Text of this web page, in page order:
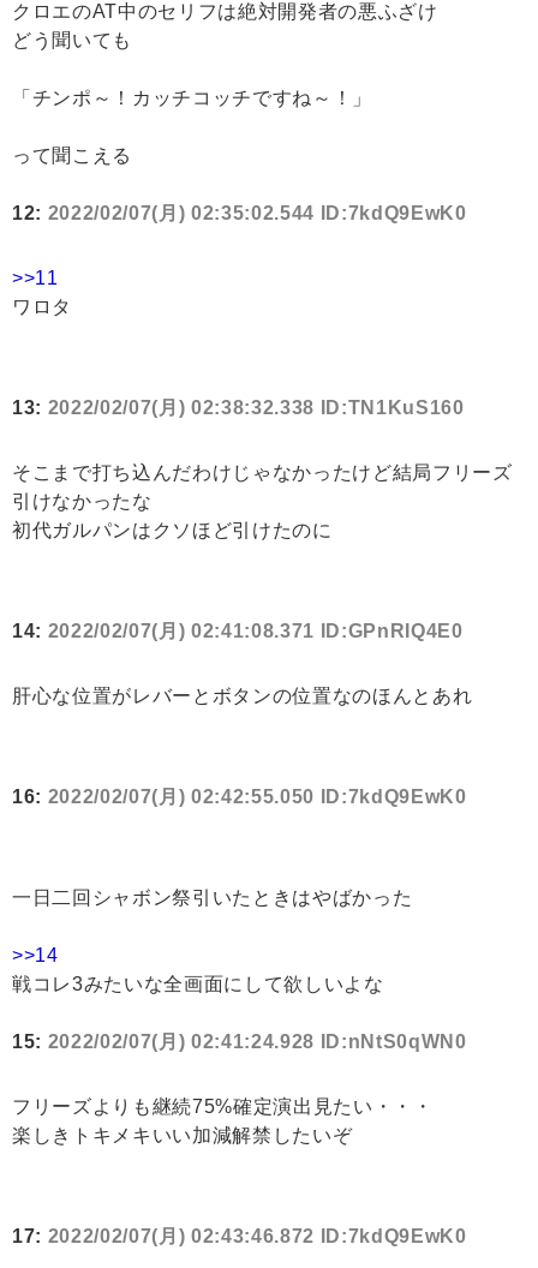
クロエのAT中のセリフは絶対開発者の悪ふざけ
どう聞いても
「チンポ～！カッチコッチですね～！」
って聞こえる
12: 2022/02/07(月) 02:35:02.544 ID:7kdQ9EwK0
>>11
ワロタ
13: 2022/02/07(月) 02:38:32.338 ID:TN1KuS160
そこまで打ち込んだわけじゃなかったけど結局フリーズ
引けなかったな
初代ガルパンはクソほど引けたのに
14: 2022/02/07(月) 02:41:08.371 ID:GPnRIQ4E0
肝心な位置がレバーとボタンの位置なのほんとあれ
16: 2022/02/07(月) 02:42:55.050 ID:7kdQ9EwK0
一日二回シャボン祭引いたときはやばかった
>>14
戦コレ3みたいな全画面にして欲しいよな
15: 2022/02/07(月) 02:41:24.928 ID:nNtS0qWN0
フリーズよりも継続75%確定演出見たい・・・
楽しきトキメキいい加減解禁したいぞ
17: 2022/02/07(月) 02:43:46.872 ID:7kdQ9EwK0